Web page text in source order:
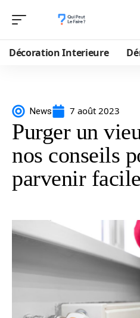
Décoration Interieure
News 7 août 2023
Purger un
nos conseils
parvenir